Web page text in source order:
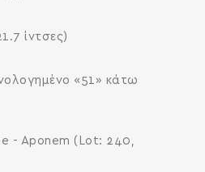
ίντσες)
«51» κάτω
- Aponem (Lot: 240,